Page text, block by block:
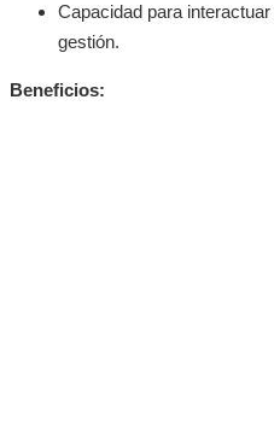
Capacidad para
gestión.
Beneficios: